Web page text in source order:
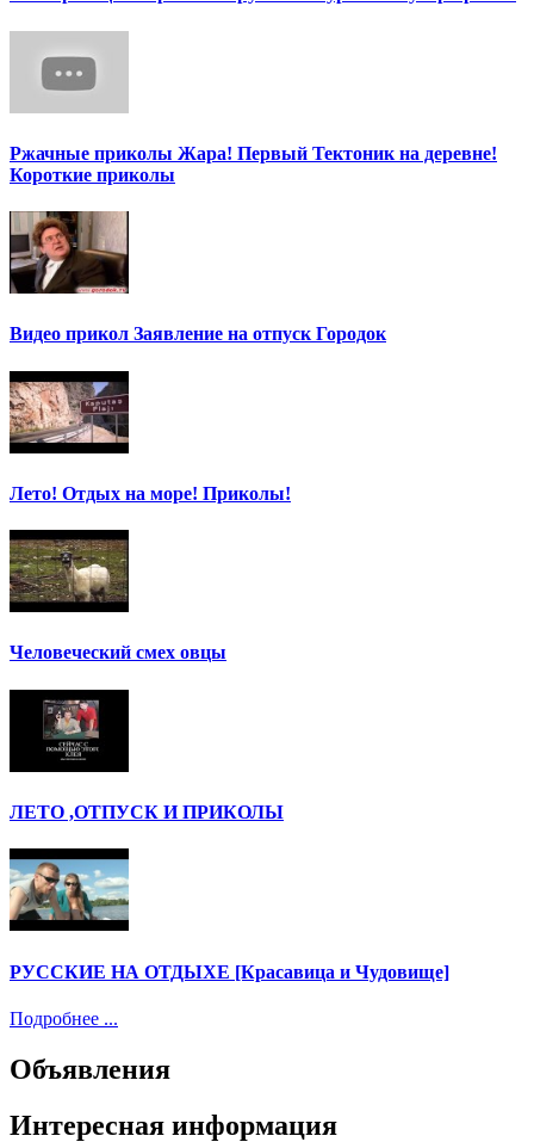
Ржачные приколы Жара! Первый Тектоник на деревне!
Короткие приколы
Видео прикол Заявление на отпуск Городок
Лето! Отдых на море! Приколы!
Человеческий смех овцы
ЛЕТО ,ОТПУСК И ПРИКОЛЫ
РУССКИЕ НА ОТДЫХЕ [Красавица и Чудовище]
Подробнее ...
Объявления
Интересная информация